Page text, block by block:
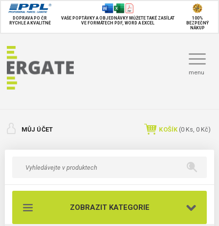
DOPRAVA PO ČR
RYCHLE A KVALITNĚ
VAŠE POPTÁVKY A OBJEDNÁVKY MŮŽETE TAKÉ ZASÍLAT
VE FORMÁTECH PDF, WORD A EXCEL
100%
BEZPEČNÝ
NÁKUP
menu
MŮJ ÚČET KOŠÍK (0 Ks, 0 Kč)
ZOBRAZIT KATEGORIE